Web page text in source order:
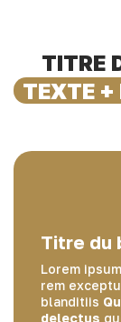
TITRE
TEXTE +
Titre du
Lorem
rem
blanditiis
delectus